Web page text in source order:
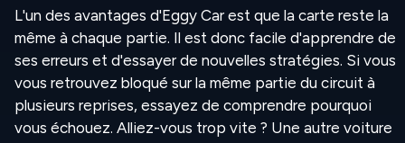
L'un des avantages d'Eggy Car est que la carte reste la
même à chaque partie. Il est donc facile d'apprendre de
ses erreurs et d'essayer de nouvelles stratégies. Si vous
vous retrouvez bloqué sur la même partie du circuit à
plusieurs reprises, essayez de comprendre pourquoi
vous échouez. Alliez-vous trop vite ? Une autre voiture